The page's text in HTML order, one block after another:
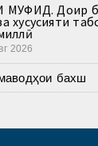
МУФИД. Доир
хусусияти
2026
бахш